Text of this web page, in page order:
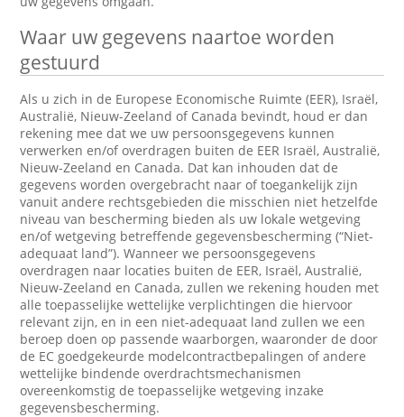
Waar uw gegevens naartoe worden
gestuurd
Als u zich in de Europese Economische Ruimte (EER), Israël,
Australië, Nieuw-Zeeland of Canada bevindt, houd er dan
rekening mee dat we uw persoonsgegevens kunnen
verwerken en/of overdragen buiten de EER Israël, Australië,
Nieuw-Zeeland en Canada. Dat kan inhouden dat de
gegevens worden overgebracht naar of toegankelijk zijn
vanuit andere rechtsgebieden die misschien niet hetzelfde
niveau van bescherming bieden als uw lokale wetgeving
en/of wetgeving betreffende gegevensbescherming (“Niet-
adequaat land”). Wanneer we persoonsgegevens
overdragen naar locaties buiten de EER, Israël, Australië,
Nieuw-Zeeland en Canada, zullen we rekening houden met
alle toepasselijke wettelijke verplichtingen die hiervoor
relevant zijn, en in een niet-adequaat land zullen we een
beroep doen op passende waarborgen, waaronder de door
de EC goedgekeurde modelcontractbepalingen of andere
wettelijke bindende overdrachtsmechanismen
overeenkomstig de toepasselijke wetgeving inzake
gegevensbescherming.